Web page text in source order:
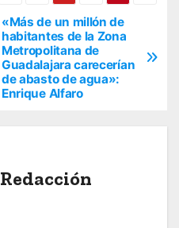
«Más de un millón de
habitantes de la Zona
Metropolitana de
Guadalajara carecerían
de abasto de agua»:
Enrique Alfaro
Redacción